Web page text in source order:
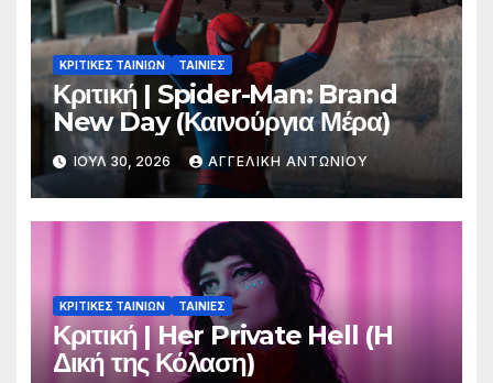
ΚΡΙΤΙΚΕΣ ΤΑΙΝΙΩΝ ΤΑΙΝΙΕΣ
Κριτική | Spider-Man: Brand
New Day (Καινούργια Μέρα)
ΙΟΎΛ 30, 2026 ΑΓΓΕΛΙΚΉ ΑΝΤΩΝΊΟΥ
ΚΡΙΤΙΚΕΣ ΤΑΙΝΙΩΝ ΤΑΙΝΙΕΣ
Κριτική | Her Private Hell (H
Δική της Κόλαση)